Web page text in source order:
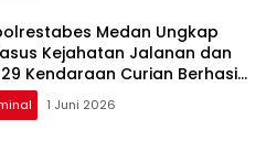
Medan Ungkap
Kejahatan Jalanan dan
Kendaraan Curian Berhasil
1 Juni 2026